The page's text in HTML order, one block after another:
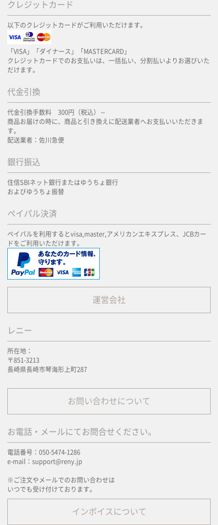
クレジットカード
以下のクレジットカードがご利用いただけます。
「VISA」「ダイナース」「MASTERCARD」
クレジットカードでのお支払いは、一括払い、分割払いよりお選びいた
だけます。
代金引換
代金引換手数料 300円（税込）～
商品お届けの時に、商品と引き換えに配送業者へお支払いいただきま
す。
配送業者：佐川急便
銀行振込
住信SBIネット銀行またはゆうちょ銀行
およびゆうちょ振替
ペイパル決済
ペイパルを利用するとvisa,master,アメリカンエキスプレス、JCBカー
ドをご利用いただけます。
運営会社
レニー
所在地：
〒851-3213
長崎県長崎市琴海形上町287
お問い合わせについて
お電話・メールにてお問合せください。
電話番号：050-5474-1286
e-mail：support@reny.jp
※ご注文やメールでのお問い合わせは
いつでも受け付けております。
インボイスについて